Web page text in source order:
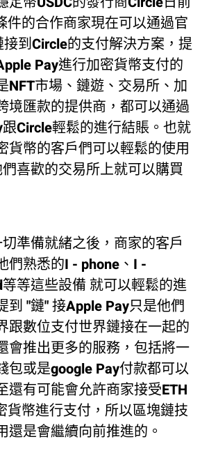
件的合作商家現在可以通過官
到Circle的支付解決方案，提
Pay進行加密貨幣支付的
NFT市場、鏈遊、交易所、加
境匯款的提供商，都可以通過
Circle輕鬆的進行結賬。也就
貨幣的客戶們可以輕鬆的使用
喜歡的交易所上就可以購買
準備就緒之後，商家的客戶
們熟悉的I - phone、I -
等這些設備 就可以輕鬆的進
到 "鏈" 接Apple Pay只是他們
跟數位支付世界鏈接在一起的
會推出更多的服務，包括將一
包或是google Pay付款都可以
還有可能會允許商家接受ETH
貨幣進行支付，所以區塊鏈技
還是會繼續向前推進的。